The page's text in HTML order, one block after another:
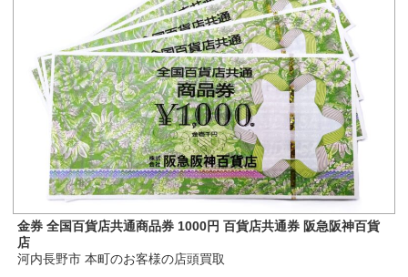
金券 全国百貨店共通商品券 1000円 百貨店共通券 阪急阪神百貨
店
河内長野市 本町のお客様の店頭買取